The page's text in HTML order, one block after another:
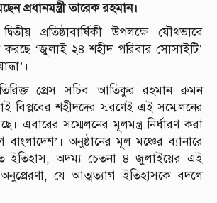
প্রধানমন্ত্রী তারেক রহমান।
প্রতিষ্ঠাবার্ষিকী উপলক্ষে যৌথভাবে
‘জুলাই ২৪ শহীদ পরিবার সোসাইটি’
প্রেস সচিব আতিকুর রহমান রুমন
বিপ্লবের শহীদদের স্মরণেই এই সম্মেলনের
এবারের সম্মেলনের মূলমন্ত্র নির্ধারণ করা
অনুষ্ঠানের মূল মঞ্চের ব্যানারে
ইতিহাস, অদম্য চেতনা ৪ জুলাইয়ের এই
যে আত্মত্যাগ ইতিহাসকে বদলে